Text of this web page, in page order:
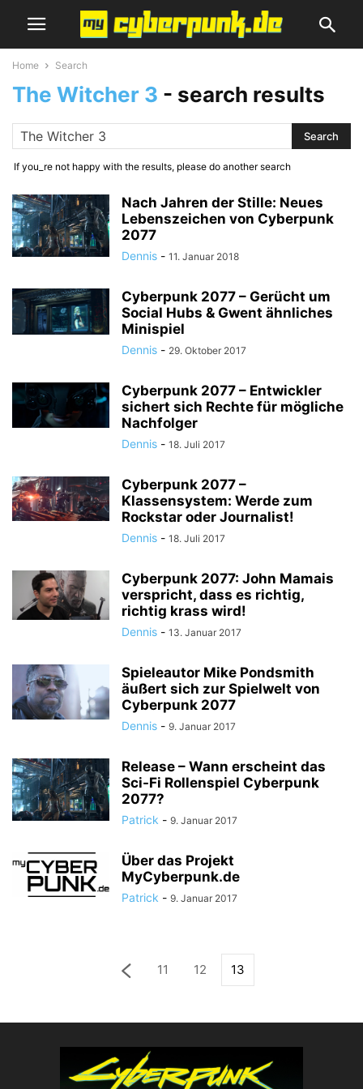
Home Search
The Witcher 3 - search results
If you_re not happy with the results, please do another search
Nach Jahren der Stille: Neues
Lebenszeichen von Cyberpunk
2077
Dennis - 11. Januar 2018
Cyberpunk 2077 – Gerücht um
Social Hubs & Gwent ähnliches
Minispiel
Dennis - 29. Oktober 2017
Cyberpunk 2077 – Entwickler
sichert sich Rechte für mögliche
Nachfolger
Dennis - 18. Juli 2017
Cyberpunk 2077 –
Klassensystem: Werde zum
Rockstar oder Journalist!
Dennis - 18. Juli 2017
Cyberpunk 2077: John Mamais
verspricht, dass es richtig,
richtig krass wird!
Dennis - 13. Januar 2017
Spieleautor Mike Pondsmith
äußert sich zur Spielwelt von
Cyberpunk 2077
Dennis - 9. Januar 2017
Release – Wann erscheint das
Sci-Fi Rollenspiel Cyberpunk
2077?
Patrick - 9. Januar 2017
Über das Projekt
MyCyberpunk.de
Patrick - 9. Januar 2017
11 12 13